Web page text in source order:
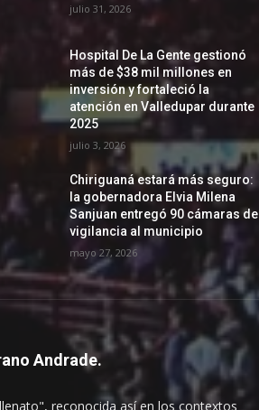
julio 31, 2026
Hospital De La Gente gestionó
más de $38 mil millones en
inversión y fortaleció la
atención en Valledupar durante
2025
julio 3, 2026
Chiriguaná estará más seguro:
la gobernadora Elvia Milena
Sanjuan entregó 90 cámaras de
vigilancia al municipio
mayo 27, 2026
Andrade.
reconocida así en los contextos